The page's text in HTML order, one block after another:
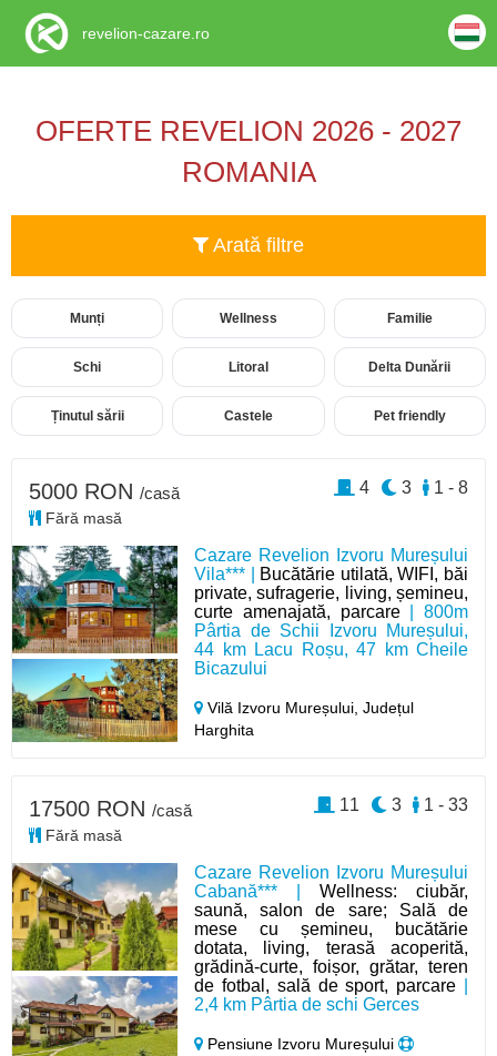
OFERTE REVELION 2026 - 2027
ROMANIA
Arată filtre
Munți Wellness Familie
Schi Litoral Delta Dunării
Ținutul sării Castele Pet friendly
Cazare Revelion Izvoru Mureșului
Vila*** |
Bucătărie utilată, WIFI, băi
private, sufragerie, living, șemineu,
curte amenajată, parcare| 800m
Pârtia de Schii Izvoru Mureșului,
44 km Lacu Roșu, 47 km Cheile
Bicazului
Vilă Izvoru Mureșului,Județul
Harghita
5000 RON /casă
Fără masă
1 - 8
3
4
Cazare Revelion Izvoru Mureșului
Cabană*** |Wellness: ciubăr,
saună, salon de sare; Sală de
mese cu șemineu, bucătărie
dotata, living, terasă acoperită,
grădină-curte, foișor, grătar, teren
de fotbal, sală de sport, parcare
2,4 km Pârtia de schi Gerces
Pensiune Izvoru Mureșului
17500 RON /casă
Fără masă
1 - 33
3
11
revelion-cazare.ro